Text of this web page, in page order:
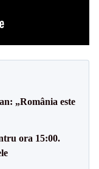
„România este
ora 15:00.